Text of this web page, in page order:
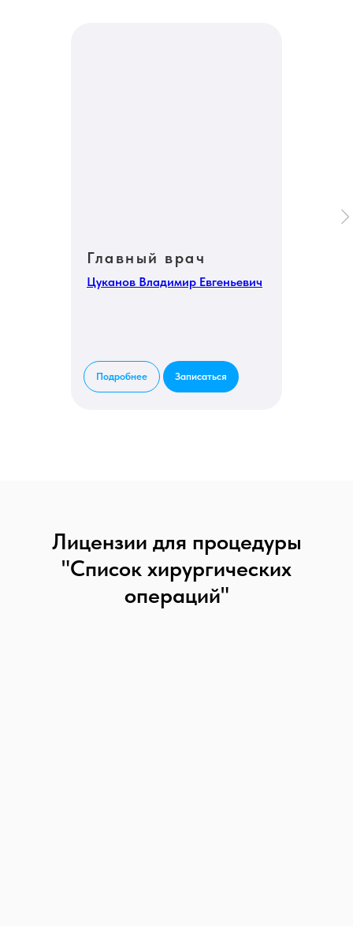
Главный врач
Цуканов Владимир Евгеньевич
Подробнее Записаться
Лицензии для процедуры
"Список хирургических
операций"